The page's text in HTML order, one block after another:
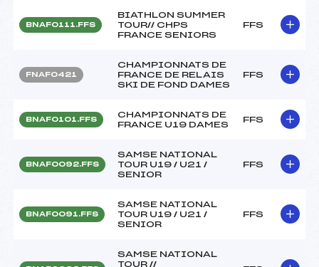
BNAF0111.FFS
BIATHLON SUMMER
TOUR// CHPS
FRANCE SENIORS
FFS
FNAF0421
CHAMPIONNATS DE
FRANCE DE RELAIS
SKI DE FOND DAMES
FFS
BNAF0101.FFS
CHAMPIONNATS DE
FRANCE U19 DAMES
FFS
BNAF0092.FFS
SAMSE NATIONAL
TOUR U19 / U21 /
SENIOR
FFS
BNAF0091.FFS
SAMSE NATIONAL
TOUR U19 / U21 /
SENIOR
FFS
SAMSE NATIONAL
TOUR //